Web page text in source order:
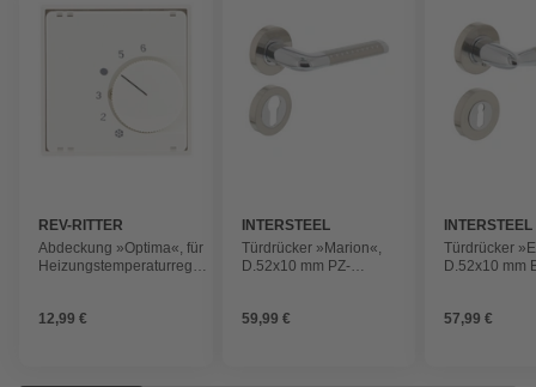
REV-RITTER
Abdeckung »Optima«, für
Heizungstemperaturregler
12,99 €
INTERSTEEL
Türdrücker »Marion«,
D.52x10 mm PZ-
59,99 €
INTERSTEEL
Türdrücker
D.52x10 mm
57,99 €